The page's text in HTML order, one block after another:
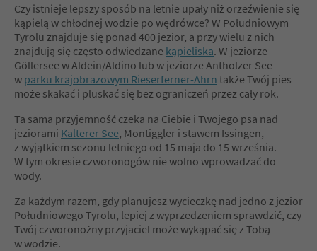
Czy istnieje lepszy sposób na letnie upały niż orzeźwienie się
kąpielą w chłodnej wodzie po wędrówce? W Południowym
Tyrolu znajduje się ponad 400 jezior, a przy wielu z nich
znajdują się często odwiedzane kąpieliska. W jeziorze
Göllersee w Aldein/Aldino lub w jeziorze Antholzer See
w parku krajobrazowym Rieserferner-Ahrn także Twój pies
może skakać i pluskać się bez ograniczeń przez cały rok.
Ta sama przyjemność czeka na Ciebie i Twojego psa nad
jeziorami Kalterer See, Montiggler i stawem Issingen,
z wyjątkiem sezonu letniego od 15 maja do 15 września.
W tym okresie czworonogów nie wolno wprowadzać do
wody.
Za każdym razem, gdy planujesz wycieczkę nad jedno z jezior
Południowego Tyrolu, lepiej z wyprzedzeniem sprawdzić, czy
Twój czworonożny przyjaciel może wykąpać się z Tobą
w wodzie.